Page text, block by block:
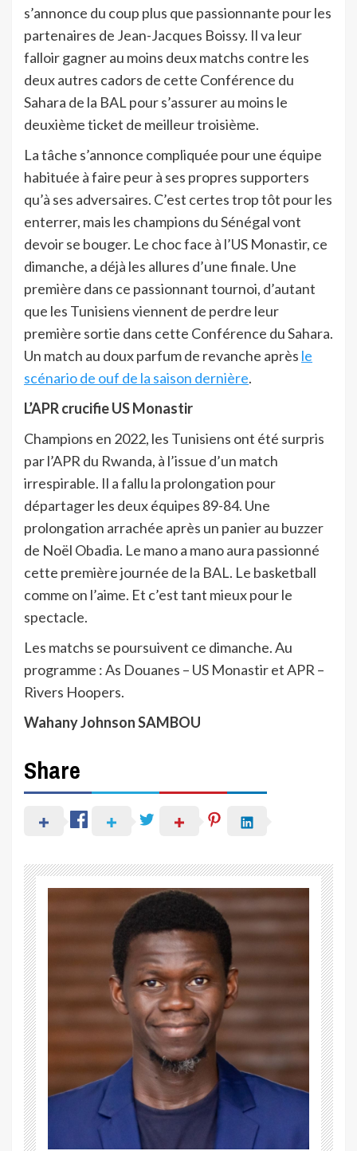
s’annonce du coup plus que passionnante pour les
partenaires de Jean-Jacques Boissy. Il va leur
falloir gagner au moins deux matchs contre les
deux autres cadors de cette Conférence du
Sahara de la BAL pour s’assurer au moins le
deuxième ticket de meilleur troisième.
La tâche s’annonce compliquée pour une équipe
habituée à faire peur à ses propres supporters
qu’à ses adversaires. C’est certes trop tôt pour les
enterrer, mais les champions du Sénégal vont
devoir se bouger. Le choc face à l’US Monastir, ce
dimanche, a déjà les allures d’une finale. Une
première dans ce passionnant tournoi, d’autant
que les Tunisiens viennent de perdre leur
première sortie dans cette Conférence du Sahara.
Un match au doux parfum de revanche après le
scénario de ouf de la saison dernière.
L’APR crucifie US Monastir
Champions en 2022, les Tunisiens ont été surpris
par l’APR du Rwanda, à l’issue d’un match
irrespirable. Il a fallu la prolongation pour
départager les deux équipes 89-84. Une
prolongation arrachée après un panier au buzzer
de Noël Obadia. Le mano a mano aura passionné
cette première journée de la BAL. Le basketball
comme on l’aime. Et c’est tant mieux pour le
spectacle.
Les matchs se poursuivent ce dimanche. Au
programme : As Douanes – US Monastir et APR –
Rivers Hoopers.
Wahany Johnson SAMBOU
Share